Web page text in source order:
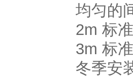
均匀的
2m 标
3m 标
冬季安